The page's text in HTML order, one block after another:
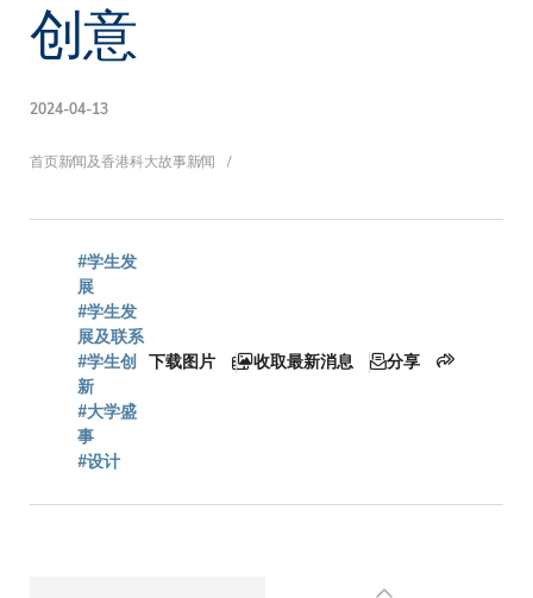
创意
2024-04-13
面
包
屑
首页新闻及香港科大故事新闻
#学生发
展
#学生发
展及联系
#学生创
新
#大学盛
事
#设计
下载图片 收取最新消息 分享